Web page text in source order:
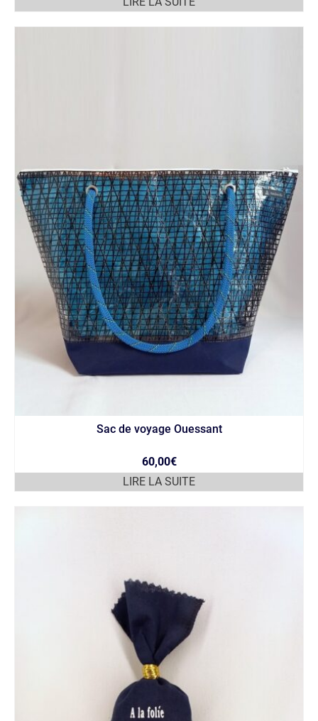
Sac de voyage Ouessant
60,00€
LIRE LA SUITE